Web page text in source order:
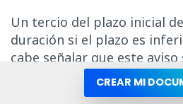
Un tercio del plazo inicial
duración si el plazo es
cabe señalar que este
del plazo inicial del
CREAR MI